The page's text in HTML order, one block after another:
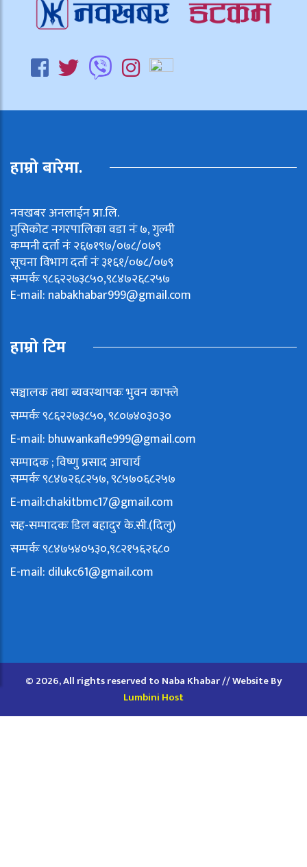
हाम्रो बारेमा.
नवखबर अनलाईन प्रा.लि.
मुसिकोट नगरपालिका वडा नंः ७, गुल्मी
कम्पनी दर्ता नंः २६७१९७/०७८/०७९
सूचना विभाग दर्ता नंः ३१६१/०७८/०७९
सम्पर्कः ९८६२२७३८५०,९८४७२६८२५७
E-mail: nabakhabar999@gmail.com
हाम्रो टिम
सञ्चालक तथा ब्यवस्थापकः भुवन काफ्ले
सम्पर्कः ९८६२२७३८५०, ९८०७४०३०३०
E-mail: bhuwankafle999@gmail.com
सम्पादक ; विष्णु प्रसाद आचार्य
सम्पर्कः ९८४७२६८२५७, ९८५७०६८२५७
E-mail:chakitbmc17@gmail.com
सह-सम्पादकः डिल बहादुर के.सी.(दिलु)
सम्पर्कः ९८४७५४०५३०,९८२१५६२६८०
E-mail: dilukc61@gmail.com
© 2026, All rights reserved to Naba Khabar // Website By
Lumbini Host